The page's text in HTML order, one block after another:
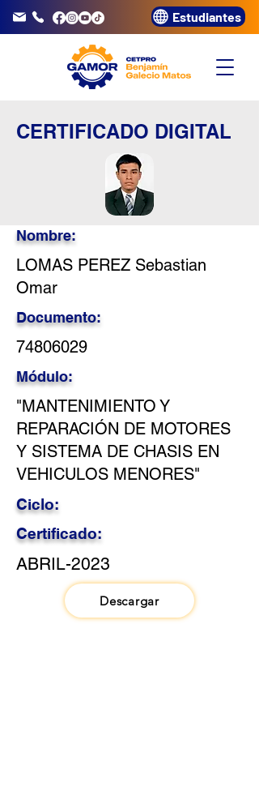
3320072 Estudiantes
CERTIFICADO DIGITAL
Nombre:
LOMAS PEREZ Sebastian
Omar
Documento:
74806029
Módulo:
"MANTENIMIENTO Y
REPARACIÓN DE MOTORES
Y SISTEMA DE CHASIS EN
VEHICULOS MENORES"
Ciclo:
Certificado:
ABRIL-2023
Descargar